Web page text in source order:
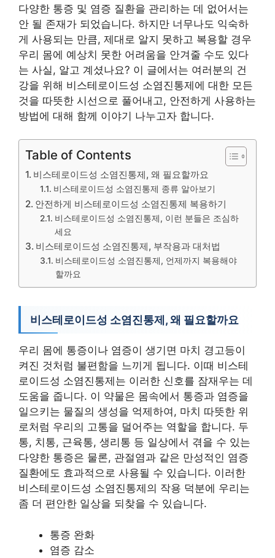
다양한 통증 및 염증 질환을 관리하는 데 없어서는
안 될 존재가 되었습니다. 하지만 너무나도 익숙하
게 사용되는 만큼, 제대로 알지 못하고 복용할 경우
우리 몸에 예상치 못한 어려움을 안겨줄 수도 있다
는 사실, 알고 계셨나요? 이 글에서는 여러분의 건
강을 위해 비스테로이드성 소염진통제에 대한 모든
것을 따뜻한 시선으로 풀어내고, 안전하게 사용하는
방법에 대해 함께 이야기 나누고자 합니다.
Table of Contents
비스테로이드성 소염진통제, 왜 필요할까요
비스테로이드성 소염진통제 종류 알아보기
안전하게 비스테로이드성 소염진통제 복용하기
비스테로이드성 소염진통제, 이런 분들은 조심하
세요
비스테로이드성 소염진통제, 부작용과 대처법
비스테로이드성 소염진통제, 언제까지 복용해야
할까요
비스테로이드성 소염진통제, 왜 필요할까요
우리 몸에 통증이나 염증이 생기면 마치 경고등이
켜진 것처럼 불편함을 느끼게 됩니다. 이때 비스테
로이드성 소염진통제는 이러한 신호를 잠재우는 데
도움을 줍니다. 이 약물은 몸속에서 통증과 염증을
일으키는 물질의 생성을 억제하여, 마치 따뜻한 위
로처럼 우리의 고통을 덜어주는 역할을 합니다. 두
통, 치통, 근육통, 생리통 등 일상에서 겪을 수 있는
다양한 통증은 물론, 관절염과 같은 만성적인 염증
질환에도 효과적으로 사용될 수 있습니다. 이러한
비스테로이드성 소염진통제의 작용 덕분에 우리는
좀 더 편안한 일상을 되찾을 수 있습니다.
통증 완화
염증 감소